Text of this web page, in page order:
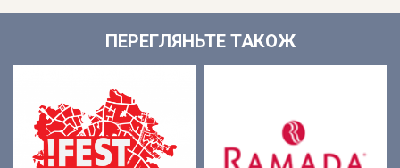
ПЕРЕГЛЯНЬТЕ ТАКОЖ